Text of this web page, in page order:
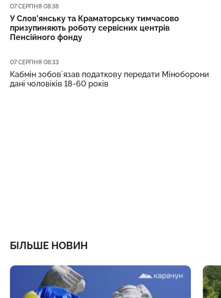
Дата публікації
07 СЕРПНЯ 08:38
У Слов’янську та Краматорську тимчасово
призупиняють роботу сервісних центрів
Пенсійного фонду
Дата публікації
07 СЕРПНЯ 08:33
Кабмін зобовʼязав податкову передати Міноборони
дані чоловіків 18-60 років
БІЛЬШЕ НОВИН